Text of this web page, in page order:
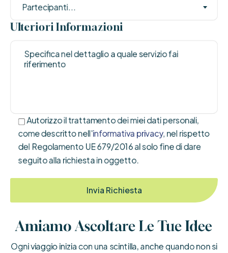
Partecipanti...
Ulteriori Informazioni
Autorizzo il trattamento dei miei dati personali,
come descritto nell'informativa privacy, nel rispetto
del Regolamento UE 679/2016 al solo fine di dare
seguito alla richiesta in oggetto.
Amiamo Ascoltare Le Tue Idee
Ogni viaggio inizia con una scintilla, anche quando non si